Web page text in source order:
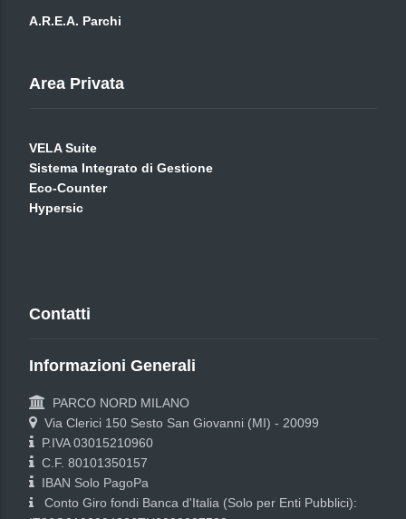
A.R.E.A. Parchi
Area Privata
VELA Suite
Sistema Integrato di Gestione
Eco-Counter
Hypersic
Contatti
Informazioni Generali
PARCO NORD MILANO
Via Clerici 150 Sesto San Giovanni (MI) - 20099
P.IVA 03015210960
C.F. 80101350157
IBAN Solo PagoPa
Conto Giro fondi Banca d'Italia (Solo per Enti Pubblici):